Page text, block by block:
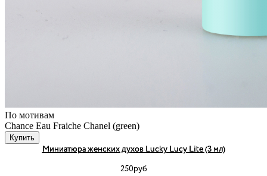
По мотивам
Chance Eau Fraiche Chanel (green)
Купить
Миниатюра женских духов Lucky Lucy Lite (3 мл)
250руб